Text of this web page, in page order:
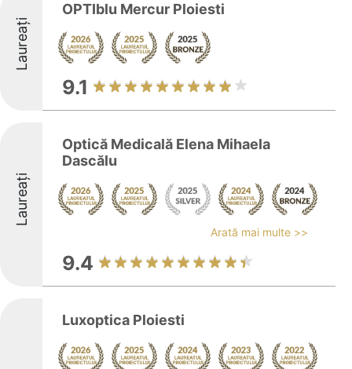
Laureați
OPTIblu Mercur Ploiesti
9.1
Laureați
Optică Medicală Elena Mihaela
Dascălu
Arată mai multe >>
9.4
Luxoptica Ploiesti